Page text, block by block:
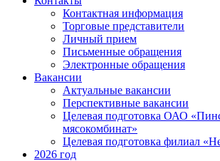
Контактная информация
Торговые представители
Личный прием
Письменные обращения
Электронные обращения
Вакансии
Актуальные вакансии
Перспективные вакансии
Целевая подготовка ОАО
мясокомбинат»
Целевая подготовка филиал
2026 год